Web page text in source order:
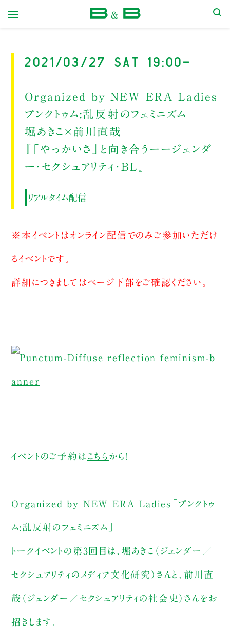
2021/03/27 Sat 19:00-
Organized by NEW ERA Ladies
プンクトゥム:乱反射のフェミニズム
堀あきこ×前川直哉
『「やっかいさ」と向き合うーージェンダ
ー・セクシュアリティ・BL』
リアルタイム配信
※本イベントはオンライン配信でのみご参加いただけ
るイベントです。
詳細につきましてはページ下部をご確認ください。
イベントのご予約は こちら から！
Organized by NEW ERA Ladies「プンクトゥ
ム:乱反射のフェミニズム」
トークイベントの第3回目は、堀あきこ（ジェンダー／
セクシュアリティのメディア文化研究）さんと、前川直
哉（ジェンダー／セクシュアリティの社会史）さんをお
招きします。